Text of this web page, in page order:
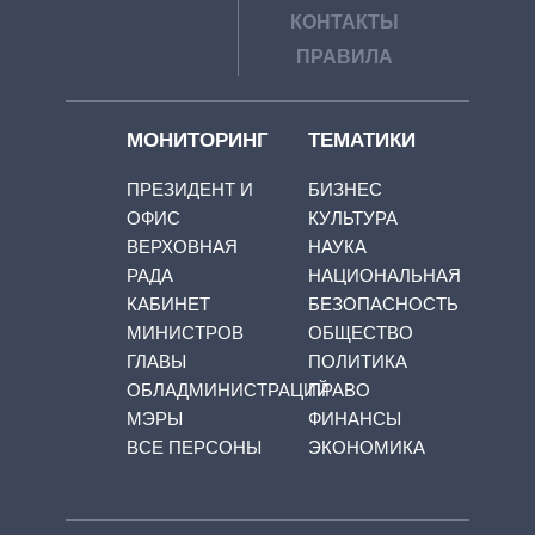
КОНТАКТЫ
ПРАВИЛА
МОНИТОРИНГ
ПРЕЗИДЕНТ И
ОФИС
ВЕРХОВНАЯ
РАДА
КАБИНЕТ
МИНИСТРОВ
ГЛАВЫ
ОБЛАДМИНИСТРАЦИЙ
МЭРЫ
ВСЕ ПЕРСОНЫ
ТЕМАТИКИ
БИЗНЕС
КУЛЬТУРА
НАУКА
НАЦИОНАЛЬНАЯ
БЕЗОПАСНОСТЬ
ОБЩЕСТВО
ПОЛИТИКА
ПРАВО
ФИНАНСЫ
ЭКОНОМИКА